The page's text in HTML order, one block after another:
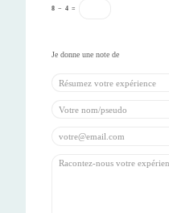
8 − 4 =